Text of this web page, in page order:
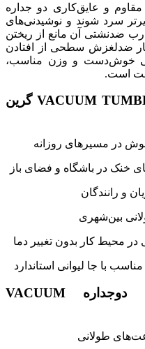
و عایق‌کاری دو جداره
سرد شوند و نوشیدنی‌های
ضدنشتی آن مانع از ریختن
ضدلغزش سطحی از افتادن
خوش‌دست و وزن مناسب،
است.
کاربردهای ماگ دوجداره VACUUM TUMBLER گرین
در مسیرهای روزانه
خنک در باشگاه و فضای باز
و رانندگان
بین‌شهری
محیط کار بدون تغییر دما
با جا لیوانی استاندارد
مزایای استفاده از ماگ دوجداره VACUUM
طولانی